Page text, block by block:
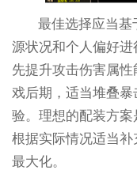
最佳选择应当基
源状况和个人偏好
先提升攻击伤害属
戏后期，适当堆叠
验。理想的配装方案
根据实际情况适当
最大化。